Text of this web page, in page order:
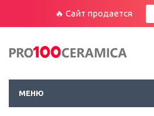
🔥 Сайт продается
МЕНЮ